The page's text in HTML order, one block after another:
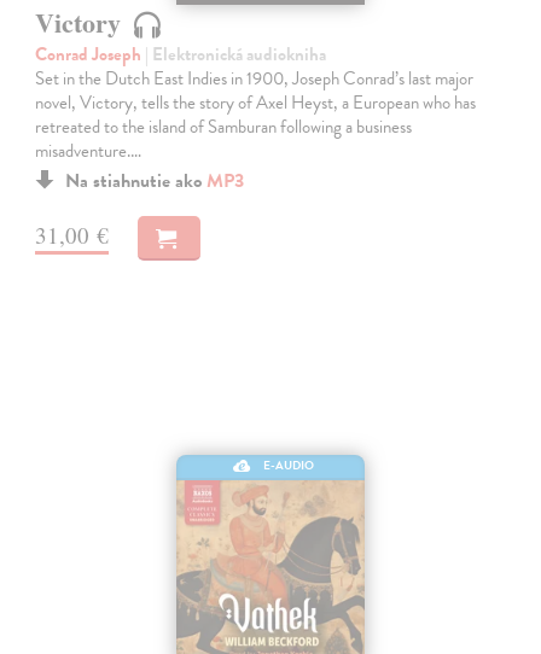
Victory
Conrad Joseph | Elektronická audiokniha
Set in the Dutch East Indies in 1900, Joseph Conrad’s last major
novel, Victory, tells the story of Axel Heyst, a European who has
retreated to the island of Samburan following a business
misadventure.…
Na stiahnutie ako MP3
31,00 €
E-AUDIO